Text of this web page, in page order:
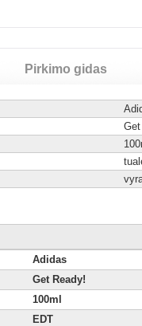
Pirkimo gidas
Adidas
Get Ready!
100ml
EDT